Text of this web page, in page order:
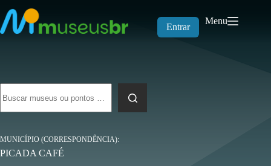
para
o
conteúdo
Entrar
Menu
resultados
MUNICÍPIO (CORRESPONDÊNCIA)
PICADA CAFÉ